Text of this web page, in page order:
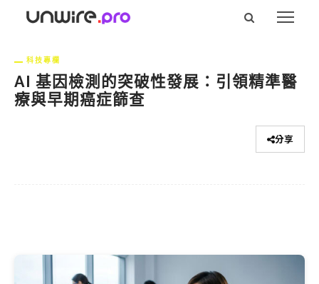
科技專欄
AI 基因檢測的突破性發展：引領精準醫
療與早期癌症篩查
分享